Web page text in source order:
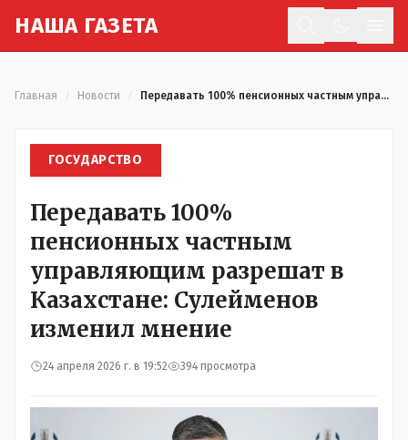
НАША ГАЗЕТА
Главная Новости Передавать 100% пенсионных частным управляющим разрешат в Казахстане: Сулейменов изменил мнение
ГОСУДАРСТВО
Передавать 100%
пенсионных частным
управляющим разрешат в
Казахстане: Сулейменов
изменил мнение
24 апреля 2026 г. в 19:52 394 просмотра